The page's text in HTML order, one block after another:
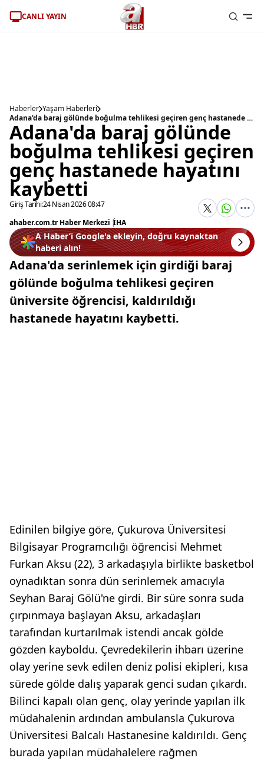
CANLI YAYIN
Haberler Yaşam Haberleri
Adana'da baraj gölünde boğulma tehlikesi geçiren genç hastanede hayatını kaybetti
Adana'da baraj gölünde
boğulma tehlikesi geçiren
genç hastanede hayatını
kaybetti
Giriş Tarihi:24 Nisan 2026 08:47
ahaber.com.tr Haber Merkezi |İHA
A Haber’i Google'a ekleyin, doğru kaynaktan
haberi alın!
Adana'da serinlemek için girdiği baraj
gölünde boğulma tehlikesi geçiren
üniversite öğrencisi, kaldırıldığı
hastanede hayatını kaybetti.
Edinilen bilgiye göre, Çukurova Üniversitesi
Bilgisayar Programcılığı öğrencisi Mehmet
Furkan Aksu (22), 3 arkadaşıyla birlikte basketbol
oynadıktan sonra dün serinlemek amacıyla
Seyhan Baraj Gölü'ne girdi. Bir süre sonra suda
çırpınmaya başlayan Aksu, arkadaşları
tarafından kurtarılmak istendi ancak gölde
gözden kayboldu. Çevredekilerin ihbarı üzerine
olay yerine sevk edilen deniz polisi ekipleri, kısa
sürede gölde dalış yaparak genci sudan çıkardı.
Bilinci kapalı olan genç, olay yerinde yapılan ilk
müdahalenin ardından ambulansla Çukurova
Üniversitesi Balcalı Hastanesine kaldırıldı. Genç
burada yapılan müdahalelere rağmen